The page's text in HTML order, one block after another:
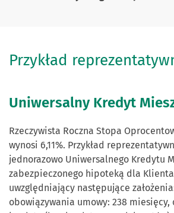
Przykład
Uniwersalny Kredyt
Rzeczywista Roczna Stopa
wynosi 6,11%. Przykład
jednorazowo Uniwersalnego Kredytu
zabezpieczonego hipoteką dla
uwzględniający następujące
obowiązywania umowy: 238 miesięcy,